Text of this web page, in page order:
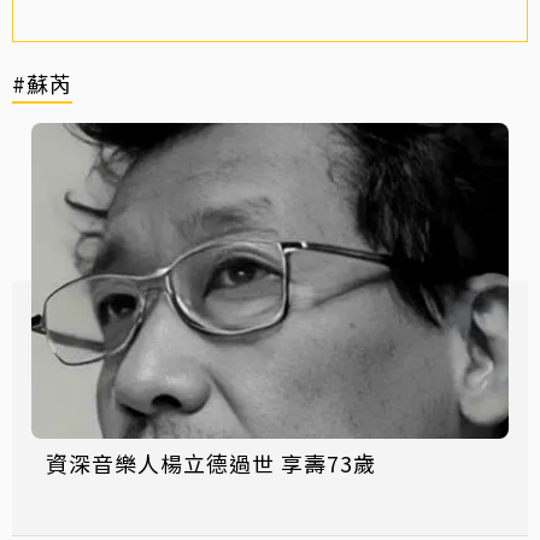
#蘇芮
資深音樂人楊立德過世 享壽73歲